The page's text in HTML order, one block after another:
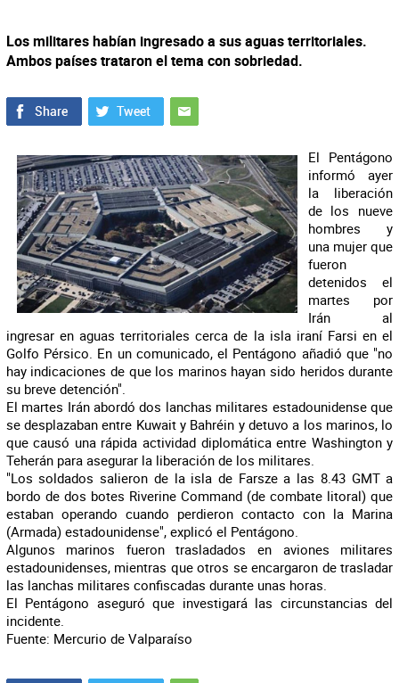
Los militares habían ingresado a sus aguas territoriales.
Ambos países trataron el tema con sobriedad.
El Pentágono
informó ayer
la liberación
de los nueve
hombres y
una mujer que
fueron
detenidos el
martes por
Irán al
ingresar en aguas territoriales cerca de la isla iraní Farsi en el
Golfo Pérsico. En un comunicado, el Pentágono añadió que "no
hay indicaciones de que los marinos hayan sido heridos durante
su breve detención".
El martes Irán abordó dos lanchas militares estadounidense que
se desplazaban entre Kuwait y Bahréin y detuvo a los marinos, lo
que causó una rápida actividad diplomática entre Washington y
Teherán para asegurar la liberación de los militares.
"Los soldados salieron de la isla de Farsze a las 8.43 GMT a
bordo de dos botes Riverine Command (de combate litoral) que
estaban operando cuando perdieron contacto con la Marina
(Armada) estadounidense", explicó el Pentágono.
Algunos marinos fueron trasladados en aviones militares
estadounidenses, mientras que otros se encargaron de trasladar
las lanchas militares confiscadas durante unas horas.
El Pentágono aseguró que investigará las circunstancias del
incidente.
Fuente: Mercurio de Valparaíso